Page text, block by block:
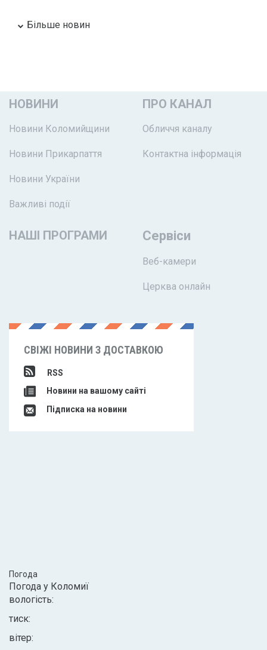
Більше новин
НОВИНИ
Новини Коломийщини
Новини Прикарпаття
Новини України
Важливі події
ПРО КАНАЛ
Обличчя каналу
Контактна інформація
НАШІ ПРОГРАМИ Сервіси
Веб-камери
Церква онлайн
СВІЖІ НОВИНИ З ДОСТАВКОЮ
RSS
Новини на вашому сайті
Підписка на новини
Погода
Погода у Коломиї
вологість:
тиск:
вітер: